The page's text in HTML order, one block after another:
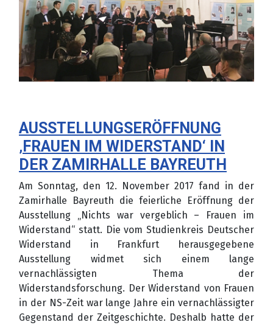
AUSSTELLUNGSERÖFFNUNG
‚FRAUEN IM WIDERSTAND‘ IN
DER ZAMIRHALLE BAYREUTH
Am Sonntag, den 12. November 2017 fand in der
Zamirhalle Bayreuth die feierliche Eröffnung der
Ausstellung „Nichts war vergeblich – Frauen im
Widerstand“ statt. Die vom Studienkreis Deutscher
Widerstand in Frankfurt herausgegebene
Ausstellung widmet sich einem lange
vernachlässigten Thema der
Widerstandsforschung. Der Widerstand von Frauen
in der NS-Zeit war lange Jahre ein vernachlässigter
Gegenstand der Zeitgeschichte. Deshalb hatte der